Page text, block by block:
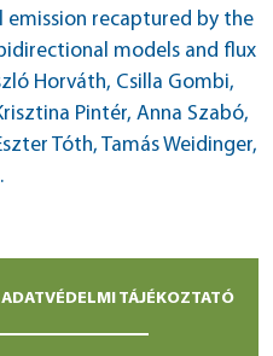
recaptured by the
models and flux
Horváth, Csilla Gombi,
Pintér, Anna Szabó,
Tóth, Tamás Weidinger,
ADATVÉDELMI TÁJÉKOZTATÓ